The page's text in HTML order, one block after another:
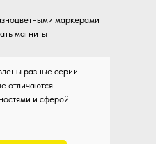
маркерами
магниты
разные серии
отличаются
и сферой